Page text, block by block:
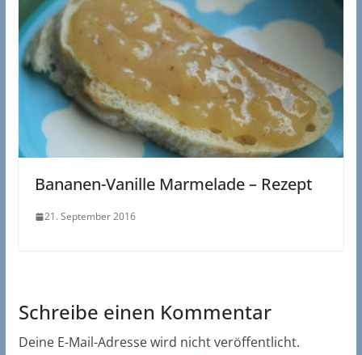
Bananen-Vanille Marmelade – Rezept
21. September 2016
Schreibe einen Kommentar
Deine E-Mail-Adresse wird nicht veröffentlicht.